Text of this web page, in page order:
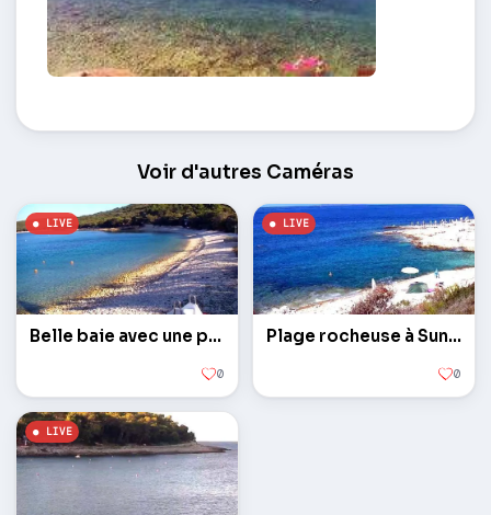
Voir d'autres Caméras
Belle baie avec une plage sur l'île de Losinj
0
Plage rocheuse à Sunny Bay
0